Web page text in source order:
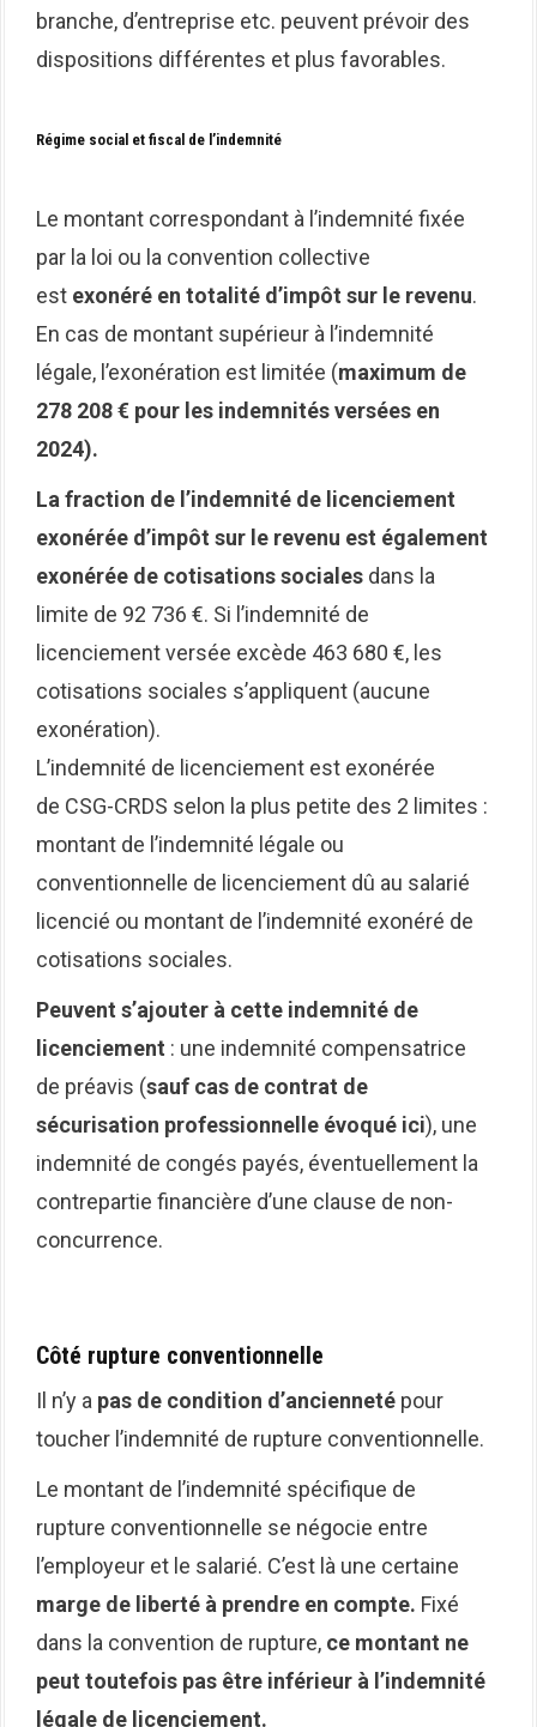
branche, d’entreprise etc. peuvent prévoir des
dispositions différentes et plus favorables.
Régime social et fiscal de l’indemnité
Le montant correspondant à l’indemnité fixée
par la loi ou la convention collective
est exonéré en totalité d’impôt sur le revenu.
En cas de montant supérieur à l’indemnité
légale, l’exonération est limitée (maximum de
278 208 € pour les indemnités versées en
2024).
La fraction de l’indemnité de licenciement
exonérée d’impôt sur le revenu est également
exonérée de cotisations sociales dans la
limite de 92 736 €. Si l’indemnité de
licenciement versée excède 463 680 €, les
cotisations sociales s’appliquent (aucune
exonération).
L’indemnité de licenciement est exonérée
de CSG-CRDS selon la plus petite des 2 limites :
montant de l’indemnité légale ou
conventionnelle de licenciement dû au salarié
licencié ou montant de l’indemnité exonéré de
cotisations sociales.
Peuvent s’ajouter à cette indemnité de
licenciement : une indemnité compensatrice
de préavis (sauf cas de contrat de
sécurisation professionnelle évoqué ici), une
indemnité de congés payés, éventuellement la
contrepartie financière d’une clause de non-
concurrence.
Côté rupture conventionnelle
Il n’y a pas de condition d’ancienneté pour
toucher l’indemnité de rupture conventionnelle.
Le montant de l’indemnité spécifique de
rupture conventionnelle se négocie entre
l’employeur et le salarié. C’est là une certaine
marge de liberté à prendre en compte. Fixé
dans la convention de rupture, ce montant ne
peut toutefois pas être inférieur à l’indemnité
légale de licenciement.